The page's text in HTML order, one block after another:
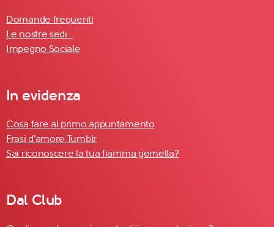
Domande frequenti
Le nostre sedi
Impegno Sociale
In evidenza
Cosa fare al primo appuntamento
Frasi d'amore Tumblr
Sai riconoscere la tua fiamma gemella?
Dal Club